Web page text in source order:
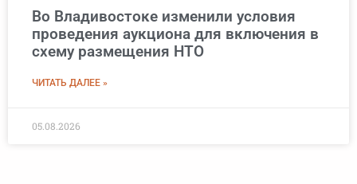
Во Владивостоке изменили условия
проведения аукциона для включения в
схему размещения НТО
ЧИТАТЬ ДАЛЕЕ »
05.08.2026